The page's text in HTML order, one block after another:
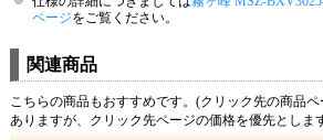
ページをご覧ください。
関連商品
こちらの商品もおすすめです。(クリック先の商品
ありますが、クリック先ページの価格を優先としま